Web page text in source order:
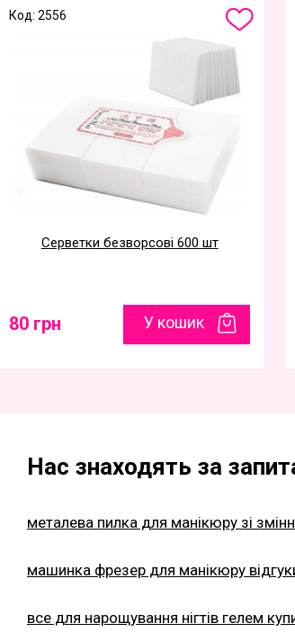
Код: 2556
Серветки безворсові 600 шт
80 грн У кошик
Нас знаходять за
металева пилка для манікюру зі
машинка фрезер для манікюру
все для нарощування нігтів гелем